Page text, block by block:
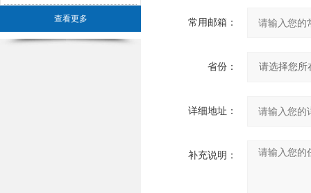
查看更多 常用邮箱：
省份：
详细地址：
补充说明：